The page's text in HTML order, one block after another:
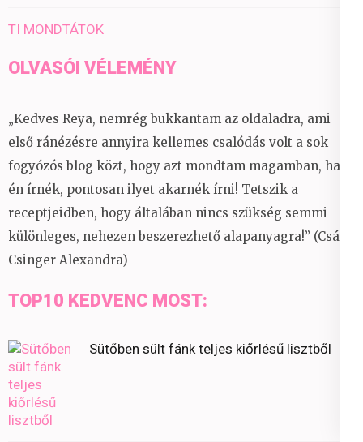
TI MONDTÁTOK
OLVASÓI VÉLEMÉNY
„Kedves Reya, nemrég bukkantam az oldaladra, ami
első ránézésre annyira kellemes csalódás volt a sok
fogyózós blog közt, hogy azt mondtam magamban, ha
én írnék, pontosan ilyet akarnék írni! Tetszik a
receptjeidben, hogy általában nincs szükség semmi
különleges, nehezen beszerezhető alapanyagra!” (Csáky
Csinger Alexandra)
TOP10 KEDVENC MOST:
Sütőben sült fánk teljes kiőrlésű lisztből